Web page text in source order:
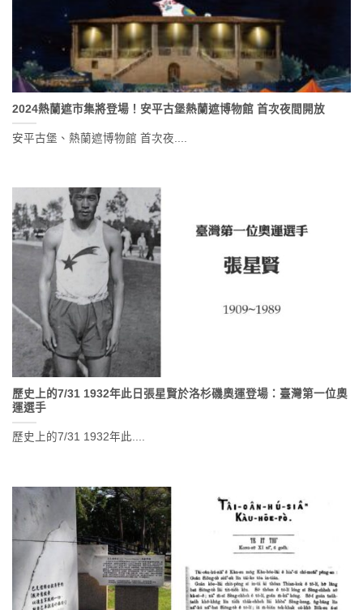
2024熱蘭遮市集將登場！安平古堡熱蘭遮博物館 首次夜間開放
安平古堡、熱蘭遮博物館 首次夜....
歷史上的7/31 1932年此日張星賢於洛杉磯奧運登場：臺灣第一位奧
運選手
歷史上的7/31 1932年此....